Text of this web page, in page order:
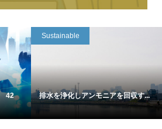
42
Sustainable
排水を浄化しアンモニアを回収す...